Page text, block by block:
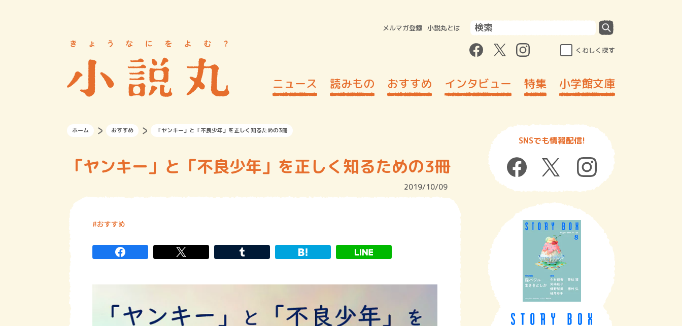
メルマガ登録 小説丸とは
くわしく探す
ニュース 読みもの おすすめ インタビュー 特集 小学館文庫
ホーム おすすめ 「ヤンキー」と「不良少年」を正しく知るための3冊
「ヤンキー」と「不良少年」を正しく知るための3冊
2019/10/09
おすすめ
SNSでも情報配信!